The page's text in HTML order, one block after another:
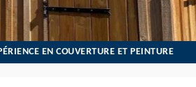
EN COUVERTURE ET PEINTURE